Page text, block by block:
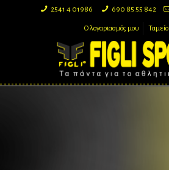
2541 4 01986 690 85 55 842
Ο λογαριασμός μου Ταμείο